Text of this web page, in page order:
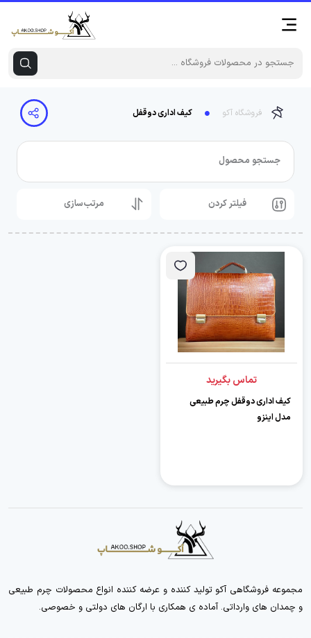
فروشگاه آکو کیف اداری دوقفل
جستجو محصول
فیلتر کردن مرتب‌سازی
تماس بگیرید
کیف اداری دوقفل چرم طبیعی
مدل اینزو
مجموعه فروشگاهی آکو تولید کننده و عرضه کننده انواع محصولات چرم طبیعی
و چمدان های وارداتی. آماده ی همکاری با ارگان های دولتی و خصوصی.